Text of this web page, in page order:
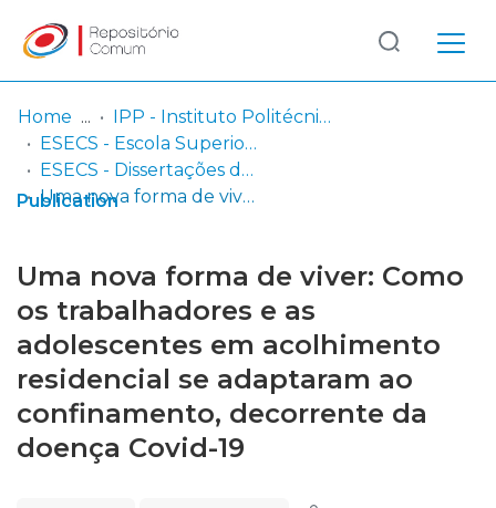
Communities
& Collections
Statistics
Log
In
(current)
Home
IPP - Instituto Politécnico de Portalegre
ESECS - Escola Superior de Educação e Ciências Sociais
ESECS - Dissertações de Mestrado
Uma nova forma de viver: Como os trabalhadores e as adolescentes em acolhimento residencial se adaptaram ao confinamento, decorrente da doença Covid-19
Publication
Uma nova forma de viver: Como
os trabalhadores e as
adolescentes em acolhimento
residencial se adaptaram ao
confinamento, decorrente da
doença Covid-19